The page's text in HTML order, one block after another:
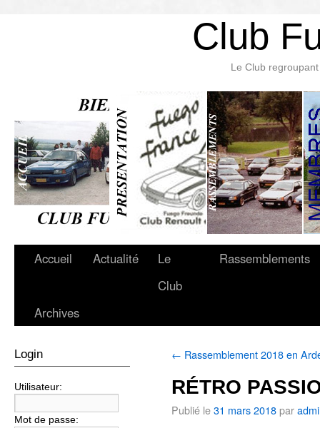
Club
Le Club
Accueil Actualité
Le
Club
Rassemblements
Archives
Login
Utilisateur:
Mot de passe:
← Rassemblement 2018 en
RÉTRO
Publié le31 mars 2018par